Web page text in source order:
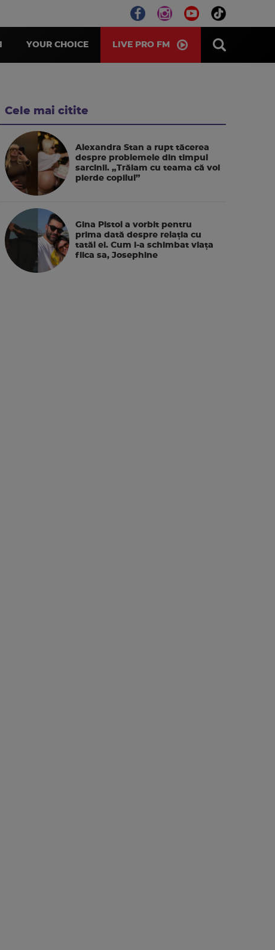
YOUR CHOICE LIVE PRO FM
Cele mai citite
Alexandra Stan a rupt tăcerea
despre problemele din timpul
sarcinii. „Trăiam cu teama că voi
pierde copilul”
Gina Pistol a vorbit pentru
prima dată despre relația cu
tatăl ei. Cum i-a schimbat viața
fiica sa, Josephine